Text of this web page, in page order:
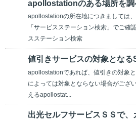
apollostationのある場所を調
apollostationの所在地につきましては
「サービスステーション検索」でご確
スステーション検索
値引きサービスの対象となる
apollostationであれば、値引きの対象
によっては対象とならない場合がござ
えるapollostat...
出光セルフサービスＳＳで、